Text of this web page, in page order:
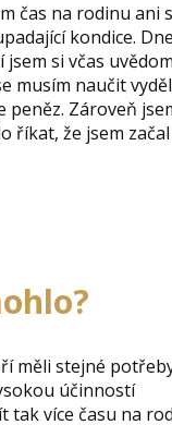
čas na rodinu
kondice.
si včas
musím naučit
Zároveň
říkat, že jsem
měli stejné
účinností
tak více času na